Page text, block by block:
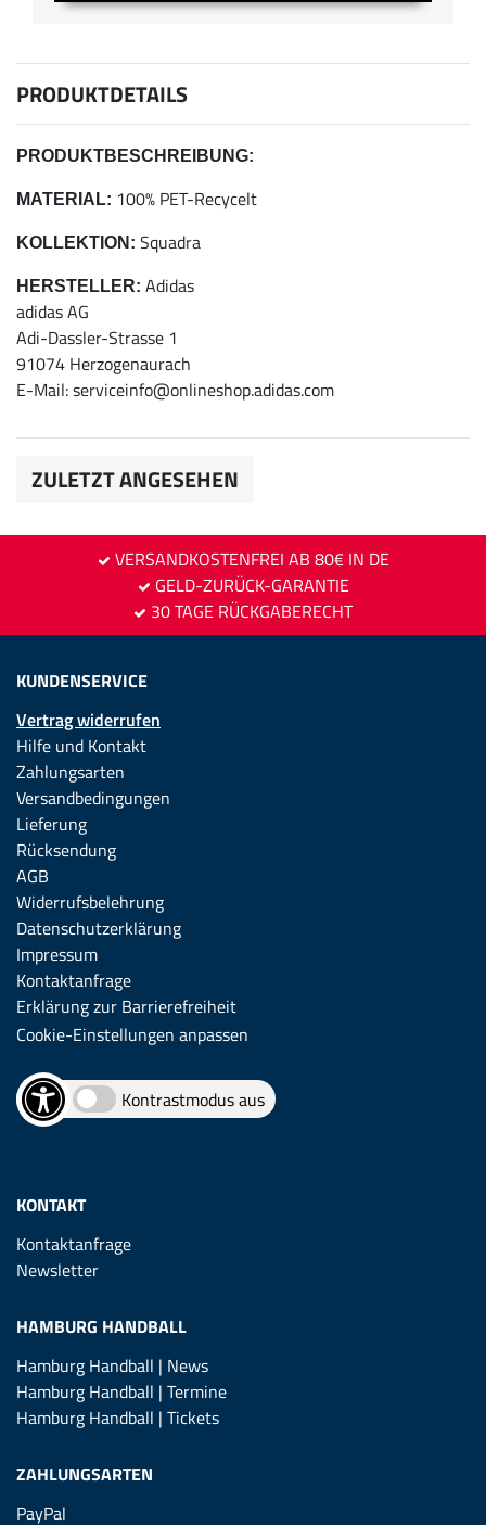
PRODUKTDETAILS
PRODUKTBESCHREIBUNG:
MATERIAL: 100% PET-Recycelt
KOLLEKTION: Squadra
HERSTELLER: Adidas
adidas AG
Adi-Dassler-Strasse 1
91074 Herzogenaurach
E-Mail: serviceinfo@onlineshop.adidas.com
ZULETZT ANGESEHEN
VERSANDKOSTENFREI AB 80€ IN DE
GELD-ZURÜCK-GARANTIE
30 TAGE RÜCKGABERECHT
KUNDENSERVICE
Vertrag widerrufen
Hilfe und Kontakt
Zahlungsarten
Versandbedingungen
Lieferung
Rücksendung
AGB
Widerrufsbelehrung
Datenschutzerklärung
Impressum
Kontaktanfrage
Erklärung zur Barrierefreiheit
Cookie-Einstellungen anpassen
Kontrastmodus aus
KONTAKT
Kontaktanfrage
Newsletter
HAMBURG HANDBALL
Hamburg Handball | News
Hamburg Handball | Termine
Hamburg Handball | Tickets
ZAHLUNGSARTEN
PayPal